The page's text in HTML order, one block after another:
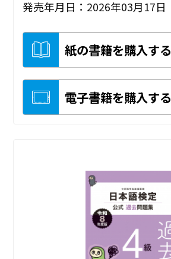
発売年月日：2026年03月17日
紙の書籍を購入する
電子書籍を購入する